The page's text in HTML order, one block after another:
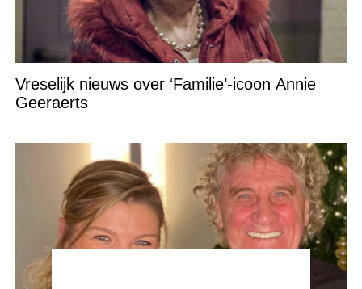
Vreselijk nieuws over ‘Familie’-icoon Annie
Geeraerts